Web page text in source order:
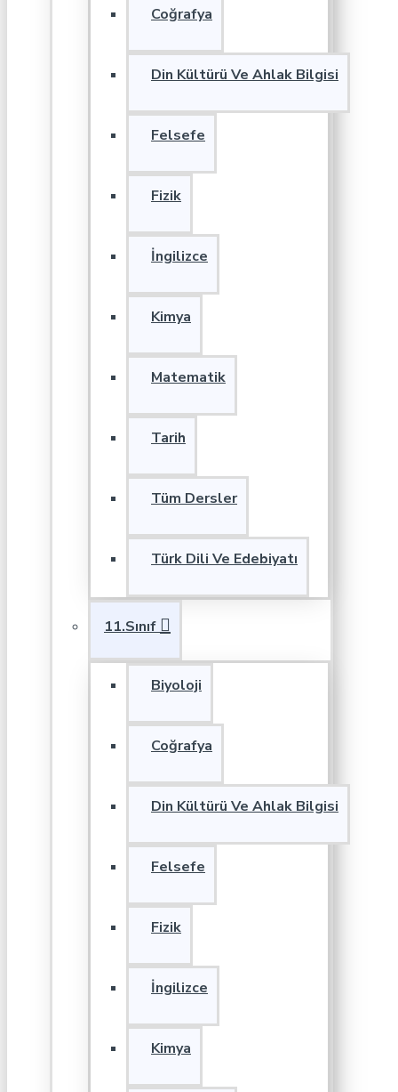
Coğrafya
Din Kültürü Ve Ahlak Bilgisi
Felsefe
Fizik
İngilizce
Kimya
Matematik
Tarih
Tüm Dersler
Türk Dili Ve Edebiyatı
11.Sınıf
Biyoloji
Coğrafya
Din Kültürü Ve Ahlak Bilgisi
Felsefe
Fizik
İngilizce
Kimya